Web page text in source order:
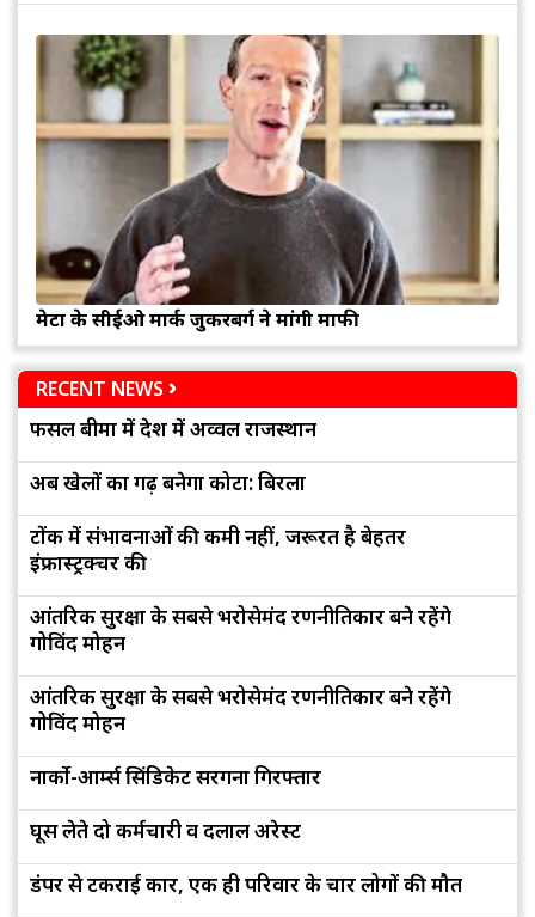
मेटा के सीईओ मार्क जुकरबर्ग ने मांगी माफी
RECENT NEWS
फसल बीमा में देश में अव्वल राजस्थान
अब खेलों का गढ़ बनेगा कोटा: बिरला
टोंक में संभावनाओं की कमी नहीं, जरूरत है बेहतर
इंफ्रास्ट्रक्चर की
आंतरिक सुरक्षा के सबसे भरोसेमंद रणनीतिकार बने रहेंगे
गोविंद मोहन
आंतरिक सुरक्षा के सबसे भरोसेमंद रणनीतिकार बने रहेंगे
गोविंद मोहन
नार्को-आर्म्स सिंडिकेट सरगना गिरफ्तार
घूस लेते दो कर्मचारी व दलाल अरेस्ट
डंपर से टकराई कार, एक ही परिवार के चार लोगों की मौत